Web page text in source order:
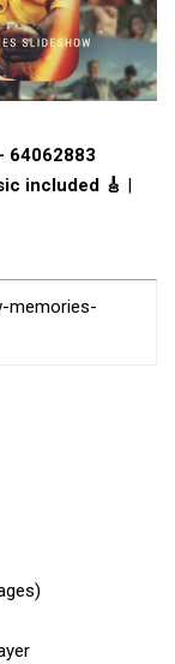
64062883
included 🎸 |
memories-